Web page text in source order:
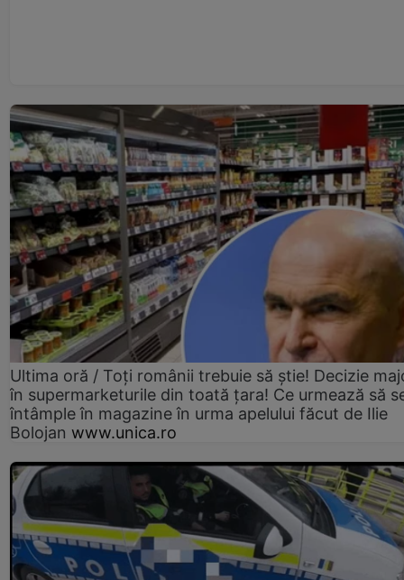
Ultima oră / Toți românii trebuie să știe! Decizie
în supermarketurile din toată țara! Ce urmează să
întâmple în magazine în urma apelului făcut de Ilie
Bolojan www.unica.ro